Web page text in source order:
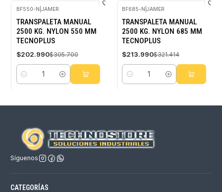
-34%
OFF
BF550-N JAMER
TRANSPALETA MANUAL
2500 KG. NYLON 550 MM
TECNOPLUS
$202.990$305.700
Cantidad
-33%
OFF
BF685-N JAMER
TRANSPALETA MANUAL
2500 KG. NYLON 685 MM
TECNOPLUS
$213.990$321.414
Cantidad
Síguenos
CATEGORÍAS